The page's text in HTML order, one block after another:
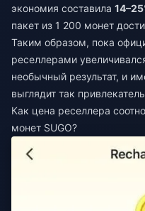
экономия составила
пакет из 1 200 монет
Таким образом, пока
реселлерами
необычный результат, и
выглядит так
Как цена реселлера
монет SUGO?